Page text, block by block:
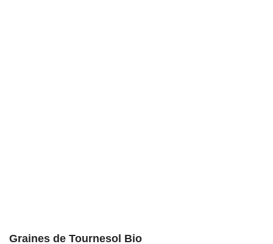
Graines de Tournesol Bio